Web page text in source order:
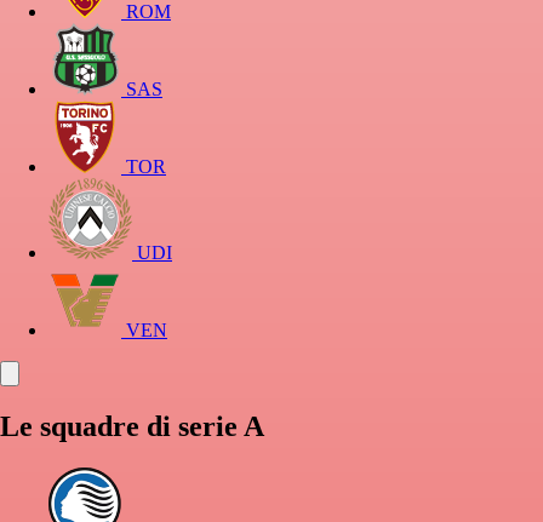
ROM
SAS
TOR
UDI
VEN
Le squadre di serie A